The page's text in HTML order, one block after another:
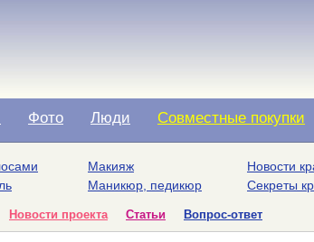
Фото Люди Совместные покупки
Макияж
Маникюр, педикюр
Новости
Секреты
Новости проекта Статьи Вопрос-ответ